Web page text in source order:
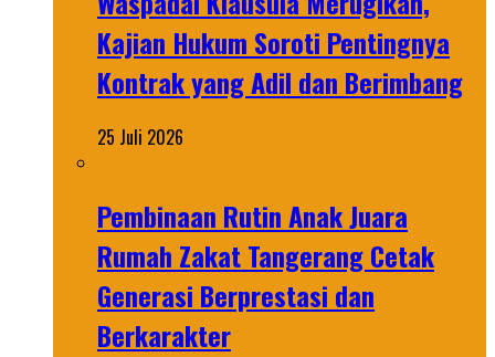
Kajian Hukum Soroti Pentingnya
Kontrak yang Adil dan Berimbang
25 Juli 2026
Pembinaan Rutin Anak Juara
Rumah Zakat Tangerang Cetak
Generasi Berprestasi dan
Berkarakter